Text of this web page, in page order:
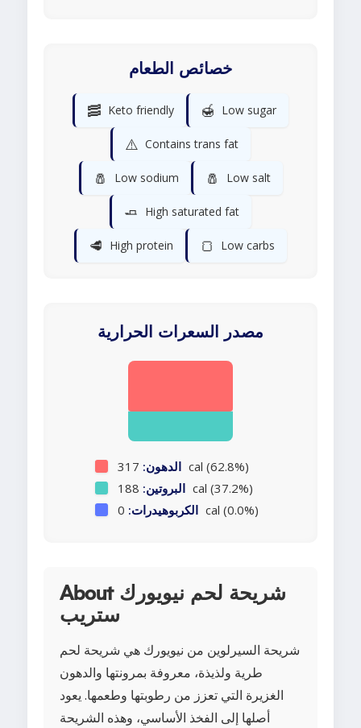
خصائص الطعام
🥓 Keto friendly 🍯 Low sugar
⚠️ Contains trans fat
🧂 Low sodium 🧂 Low salt
🧈 High saturated fat
🥩 High protein 🍞 Low carbs
مصدر السعرات الحرارية
الدهون: 317 cal (62.8%)
البروتين: 188 cal (37.2%)
الكربوهيدرات: 0 cal (0.0%)
About شريحة لحم نيويورك
ستريب
شريحة السيرلوين من نيويورك هي شريحة لحم
طرية ولذيذة، معروفة بمرونتها والدهون
الغزيرة التي تعزز من رطوبتها وطعمها. يعود
أصلها إلى الفخذ الأساسي، وهذه الشريحة